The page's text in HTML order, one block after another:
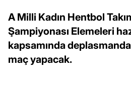
A Milli Kadın Hentbol
Şampiyonası Elemeleri
kapsamında
maç yapacak.